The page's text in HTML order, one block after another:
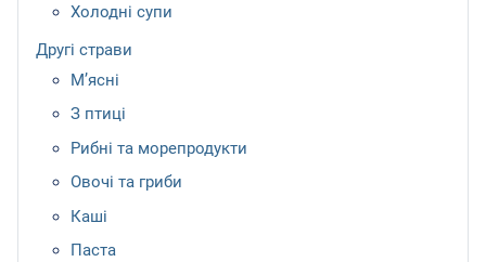
Холодні супи
Другі страви
М’ясні
З птиці
Рибні та морепродукти
Овочі та гриби
Каші
Паста